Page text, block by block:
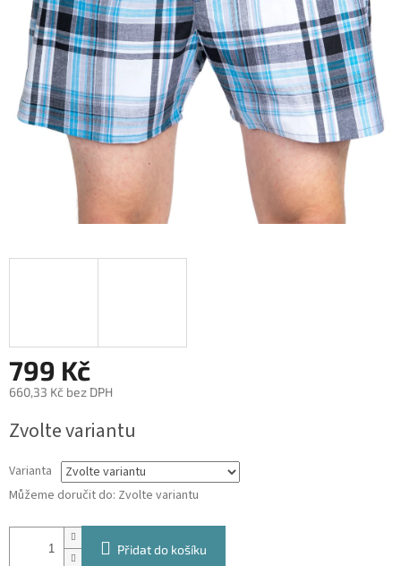
799 Kč
660,33 Kč bez DPH
cena:
Zvolte variantu
Varianta
Můžeme doručit do: Zvolte variantu
Přidat do košíku